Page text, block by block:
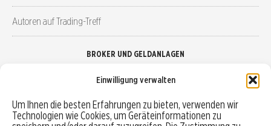
Einwilligung verwalten
Um Ihnen die besten Erfahrungen zu bieten, verwenden wir
Technologien wie Cookies, um Geräteinformationen zu
Autoren auf Trading-Treff
BROKER UND GELDANLAGEN
Robo-Advisor vergleichen